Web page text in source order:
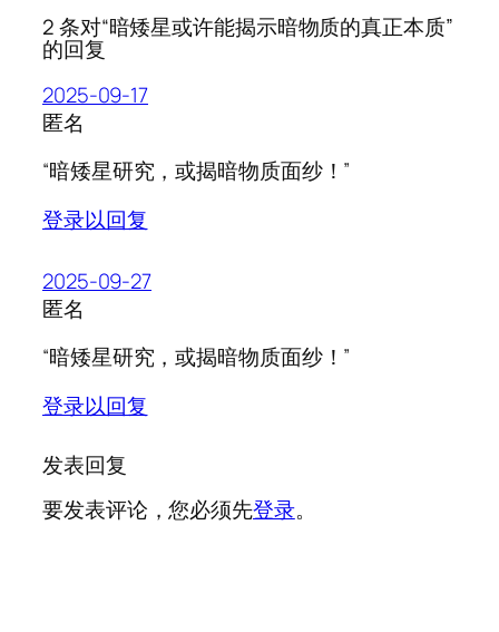
2 条对“暗矮星或许能揭示暗物质的真正本质”
的回复
2025-09-17
匿名
“暗矮星研究，或揭暗物质面纱！”
登录以回复
2025-09-27
匿名
“暗矮星研究，或揭暗物质面纱！”
登录以回复
发表回复
要发表评论，您必须先登录。